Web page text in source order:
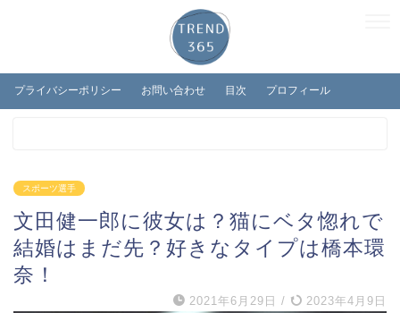
プライバシーポリシー お問い合わせ 目次 プロフィール
スポーツ選手
文田健一郎に彼女は？猫にベタ惚れで
結婚はまだ先？好きなタイプは橋本環
奈！
2021年6月29日 / 2023年4月9日